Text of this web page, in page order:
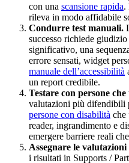
con una scansione rapida.
rileva in modo affidabile
Condurre test manuali.
successo richiede
significativo, una
errore sensati, widget
manuale dell’accessibilità
un report credibile.
Testare con persone
valutazioni più difendibili
persone con disabilità che
reader, ingrandimento e
emergere barriere reali
Assegnare le
i risultati in Supports /